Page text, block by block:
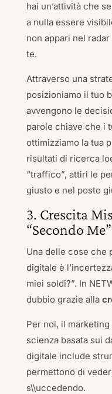
hai un’attività che
a nulla essere
non appari nel
te.
Attraverso una
posizioniamo il tuo
avvengono le
parole chiave che i
ottimizziamo la tua
risultati di ricerca
“traffico”, attiri le
giusto e nel posto
3. Crescita
“Secondo Me”
Una delle cose che
digitale è
miei soldi?”. In
dubbio grazie alla
Per noi, il marketing
scienza basata sui
digitale include
permettono di
s\\uccedendo.